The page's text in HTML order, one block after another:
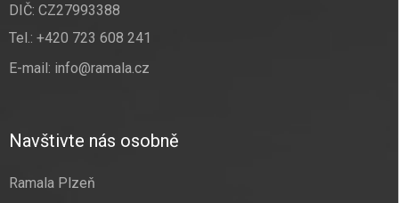
DIČ: CZ27993388
Tel.: +420 723 608 241
E-mail: info@ramala.cz
Navštivte nás osobně
Ramala Plzeň